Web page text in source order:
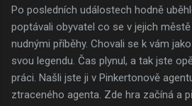
Po posledních událostech hodně
poptávali obyvatel co se v jejich
nudnými příběhy. Chovali se k vám
svou legendu. Čas plynul, a tak jste
práci. Našli jste ji v Pinkertonově
ztraceného agenta. Zde hra začíná a